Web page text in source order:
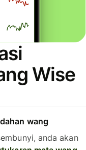
Wise
wang
anda akan